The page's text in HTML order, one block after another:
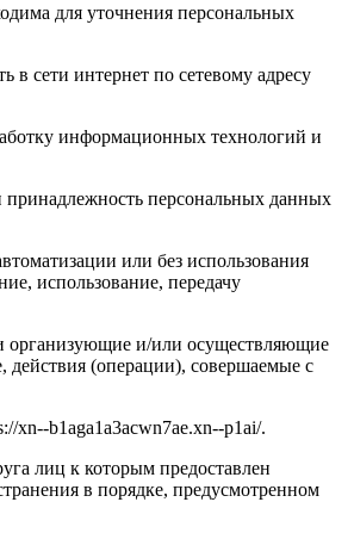
для уточнения персональных
сети интернет по сетевому адресу
информационных технологий и
принадлежность персональных данных
или без использования
использование, передачу
организующие и/или осуществляющие
(операции), совершаемые с
xn--b1aga1a3acwn7ae.xn--p1ai/.
лиц к которым предоставлен
в порядке, предусмотренном